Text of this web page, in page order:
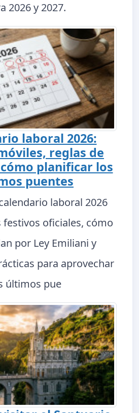
2026 y 2027.
laboral 2026:
reglas de
planificar los
puentes
laboral 2026
festivos oficiales, cómo
por Ley Emiliani y
para aprovechar
últimos pue